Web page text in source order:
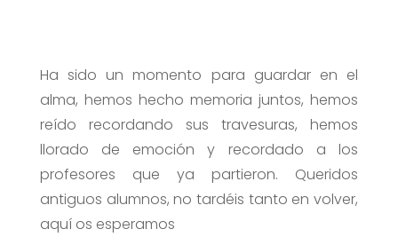
Ha sido un momento para guardar en el
alma, hemos hecho memoria juntos, hemos
reído recordando sus travesuras, hemos
llorado de emoción y recordado a los
profesores que ya partieron. Queridos
antiguos alumnos, no tardéis tanto en volver,
aquí os esperamos